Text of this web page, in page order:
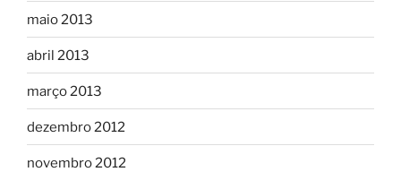
maio 2013
abril 2013
março 2013
dezembro 2012
novembro 2012